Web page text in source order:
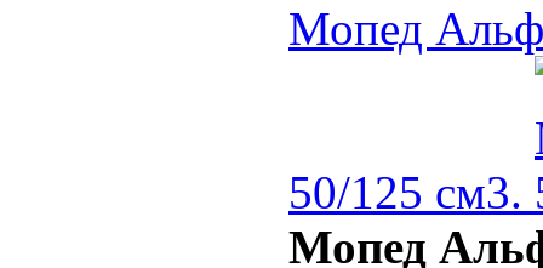
Мопед
50/125 см3.
Мопед